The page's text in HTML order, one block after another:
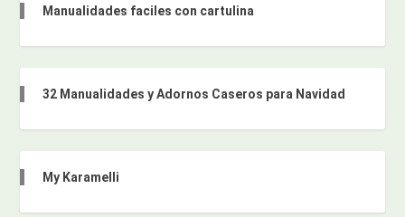
Manualidades faciles con cartulina
32 Manualidades y Adornos Caseros para Navidad
My Karamelli